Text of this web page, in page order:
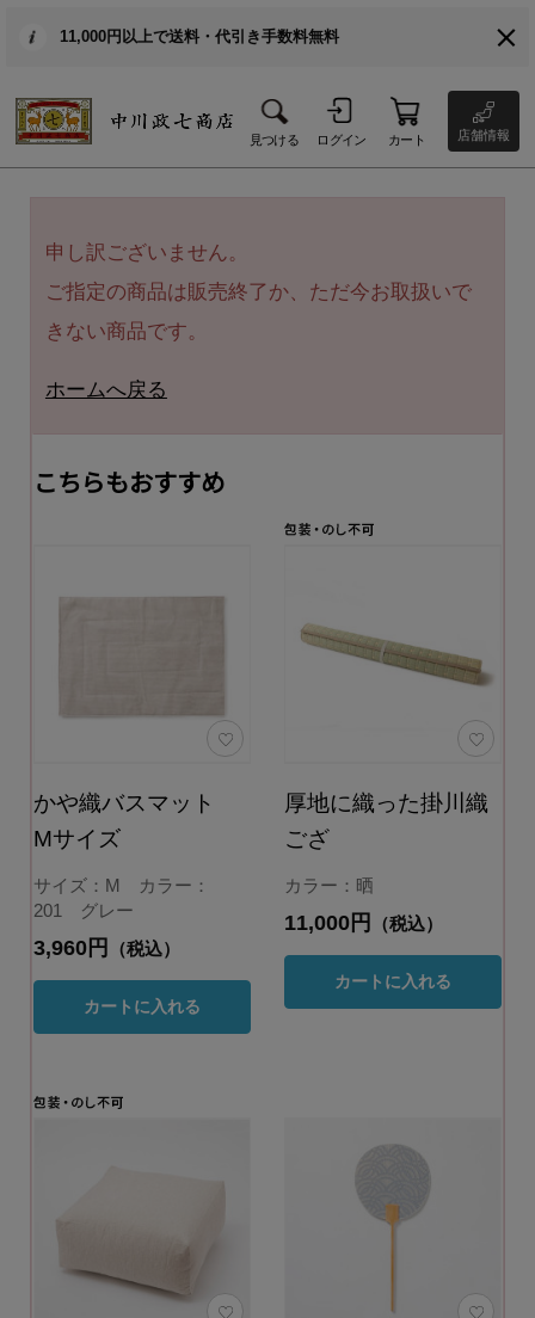
11,000円以上で送料・代引き手数料無料
見つける ログイン カート 店舗情報
申し訳ございません。
ご指定の商品は販売終了か、ただ今お取扱いで
きない商品です。
ホームへ戻る
こちらもおすすめ
かや織バスマット
Mサイズ
サイズ：M カラー：
201 グレー
3,960円 （税込）
カートに入れる
厚地に織った掛川織
ござ
カラー：晒
11,000円 （税込）
カートに入れる